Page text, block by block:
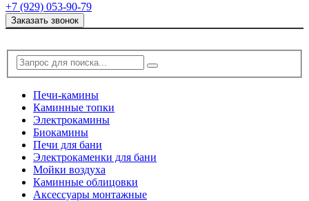
+7 (929) 053-90-79
Заказать звонок
Печи-камины
Каминные топки
Электрокамины
Биокамины
Печи для бани
Электрокаменки для бани
Мойки воздуха
Каминные облицовки
Аксессуары монтажные